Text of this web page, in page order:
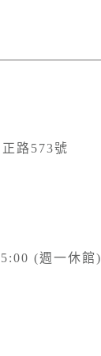
路573號
(週一休館)